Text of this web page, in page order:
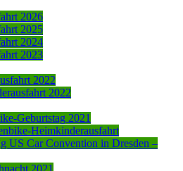
2026
2025
2024
2023
2022
2022
Geburtstag 2021
Heimkinderausfahrt
US Car Convention in Dresden –
2021